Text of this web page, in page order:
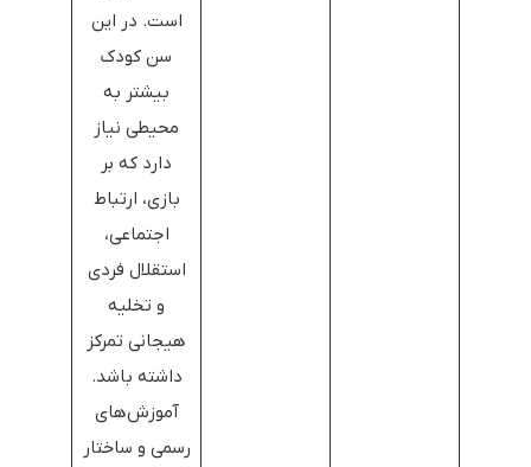
است. در این
سن کودک
بیشتر به
محیطی نیاز
دارد که بر
بازی، ارتباط
اجتماعی،
استقلال فردی
و تخلیه
هیجانی تمرکز
داشته باشد.
آموزش‌های
رسمی و ساختار